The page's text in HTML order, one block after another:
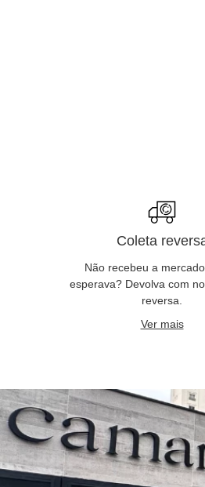
Coleta
Não recebeu a
esperava? Devolva com
reversa.
Ver mais